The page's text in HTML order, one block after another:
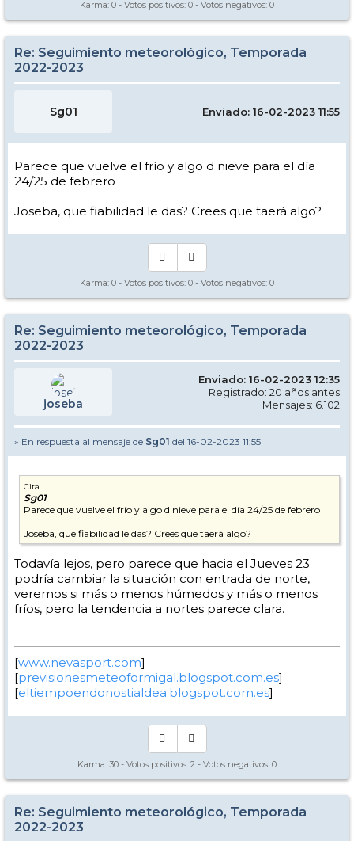
Karma: 0 - Votos positivos: 0 - Votos negativos: 0
Re: Seguimiento meteorológico, Temporada
2022-2023
Sg01 Enviado: 16-02-2023 11:55
Parece que vuelve el frío y algo d nieve para el día
24/25 de febrero
Joseba, que fiabilidad le das? Crees que taerá algo?
Karma: 0 - Votos positivos: 0 - Votos negativos: 0
Re: Seguimiento meteorológico, Temporada
2022-2023
joseba
Enviado: 16-02-2023 12:35
Registrado: 20 años antes
Mensajes: 6.102
» En respuesta al mensaje de Sg01 del 16-02-2023 11:55
Cita
Sg01
Parece que vuelve el frío y algo d nieve para el día 24/25 de febrero
Joseba, que fiabilidad le das? Crees que taerá algo?
Todavía lejos, pero parece que hacia el Jueves 23
podría cambiar la situación con entrada de norte,
veremos si más o menos húmedos y más o menos
fríos, pero la tendencia a nortes parece clara.
[www.nevasport.com]
[previsionesmeteoformigal.blogspot.com.es]
[eltiempoendonostialdea.blogspot.com.es]
Karma: 30 - Votos positivos: 2 - Votos negativos: 0
Re: Seguimiento meteorológico, Temporada
2022-2023